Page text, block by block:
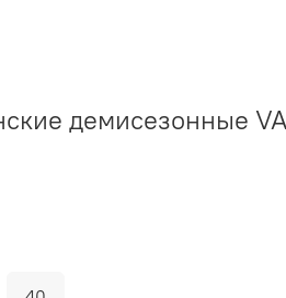
демисезонные